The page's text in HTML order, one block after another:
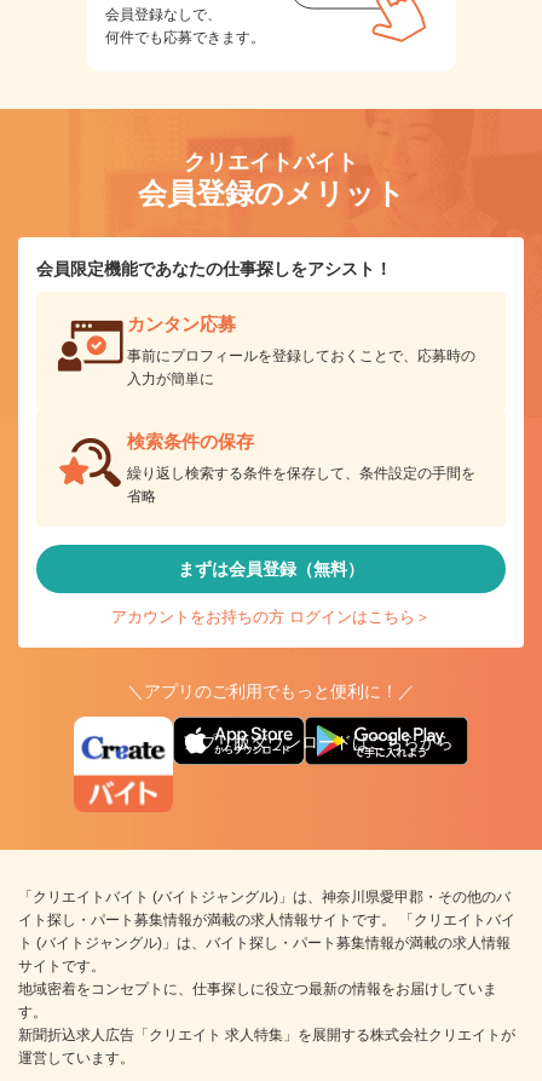
会員登録なしで、
何件でも応募できます。
クリエイトバイト
会員登録のメリット
会員限定機能であなたの仕事探しをアシスト！
カンタン応募
事前にプロフィールを登録しておくことで、応募時の
入力が簡単に
検索条件の保存
繰り返し検索する条件を保存して、条件設定の手間を
省略
まずは会員登録（無料）
アカウントをお持ちの方 ログインはこちら＞
＼アプリのご利用でもっと便利に！／
アプリ版ダウンロードはこちらから
「クリエイトバイト (バイトジャングル)」は、神奈川県愛甲郡・その他のバ
イト探し・パート募集情報が満載の求人情報サイトです。 「クリエイトバイ
ト (バイトジャングル)」は、バイト探し・パート募集情報が満載の求人情報
サイトです。
地域密着をコンセプトに、仕事探しに役立つ最新の情報をお届けしていま
す。
新聞折込求人広告「クリエイト 求人特集」を展開する株式会社クリエイトが
運営しています。